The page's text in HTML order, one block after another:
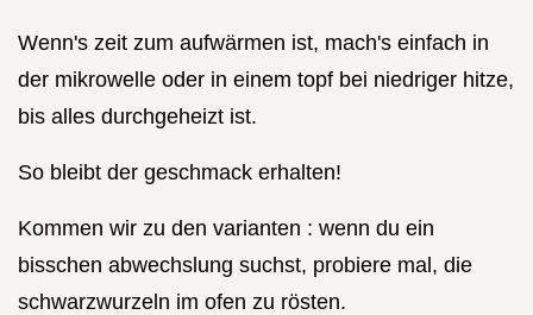
Wenn's zeit zum aufwärmen ist, mach's einfach in
der mikrowelle oder in einem topf bei niedriger hitze,
bis alles durchgeheizt ist.
So bleibt der geschmack erhalten!
Kommen wir zu den varianten : wenn du ein
bisschen abwechslung suchst, probiere mal, die
schwarzwurzeln im ofen zu rösten.